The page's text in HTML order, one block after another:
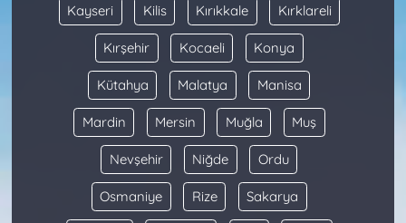
Kayseri Kilis Kırıkkale Kırklareli
Kırşehir Kocaeli Konya
Kütahya Malatya Manisa
Mardin Mersin Muğla Muş
Nevşehir Niğde Ordu
Osmaniye Rize Sakarya